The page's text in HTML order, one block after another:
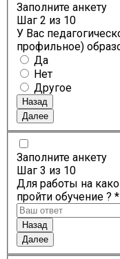
Заполните анкету
Шаг 2 из 10
У Вас
профильное)
Да
Нет
Другое
Назад
Далее
Заполните анкету
Шаг 3 из 10
Для работы на
пройти обучение ? *
Назад
Далее